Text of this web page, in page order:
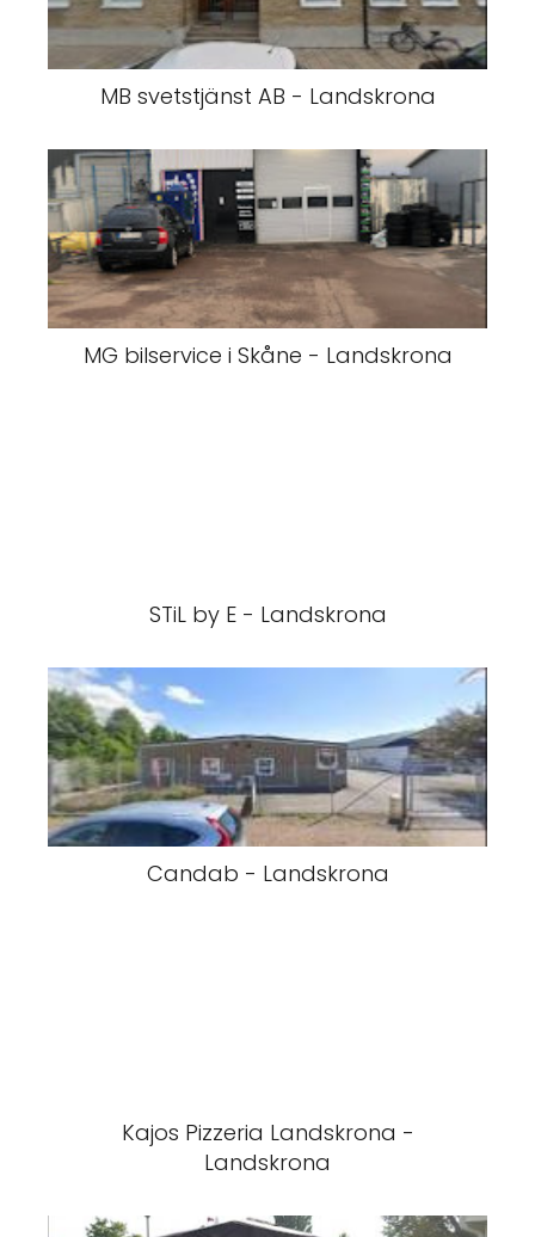
MB svetstjänst AB - Landskrona
MG bilservice i Skåne - Landskrona
STiL by E - Landskrona
Candab - Landskrona
Kajos Pizzeria Landskrona -
Landskrona